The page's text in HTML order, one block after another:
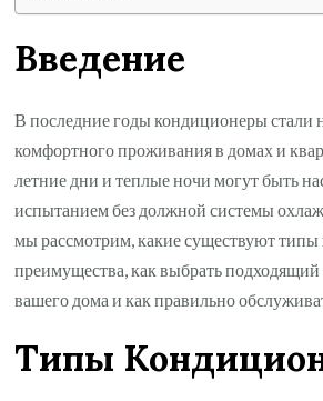
Введение
В последние годы кондиционеры стали
комфортного проживания в домах и
летние дни и теплые ночи могут быть
испытанием без должной системы
мы рассмотрим, какие существуют
преимущества, как выбрать
вашего дома и как правильно
Типы